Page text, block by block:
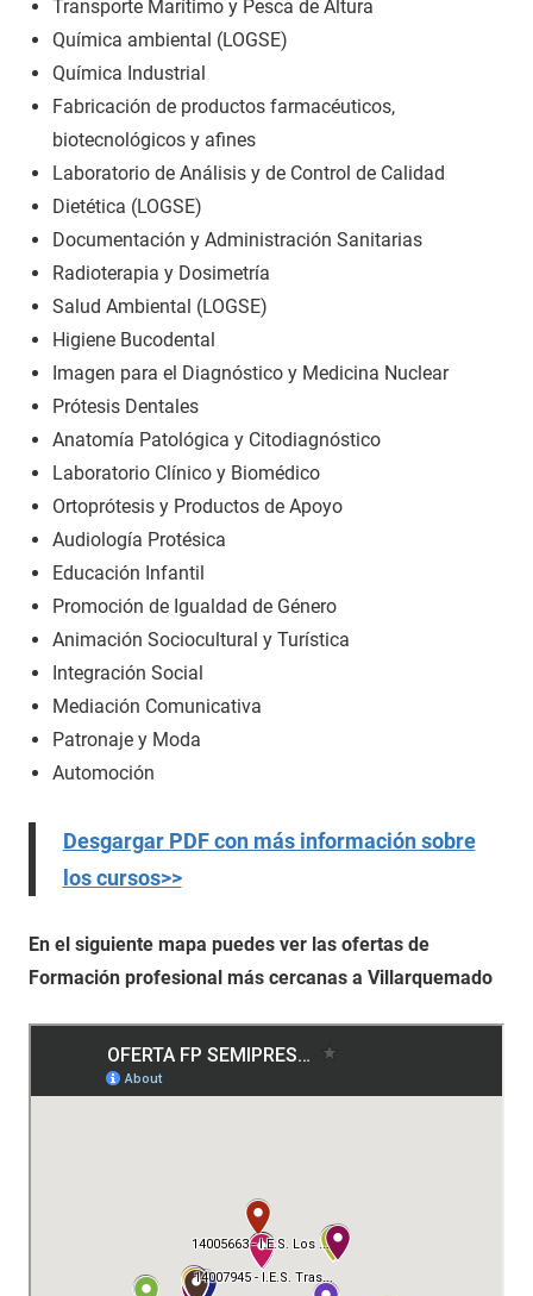
Transporte Marítimo y Pesca de Altura
Química ambiental (LOGSE)
Química Industrial
Fabricación de productos farmacéuticos,
biotecnológicos y afines
Laboratorio de Análisis y de Control de Calidad
Dietética (LOGSE)
Documentación y Administración Sanitarias
Radioterapia y Dosimetría
Salud Ambiental (LOGSE)
Higiene Bucodental
Imagen para el Diagnóstico y Medicina Nuclear
Prótesis Dentales
Anatomía Patológica y Citodiagnóstico
Laboratorio Clínico y Biomédico
Ortoprótesis y Productos de Apoyo
Audiología Protésica
Educación Infantil
Promoción de Igualdad de Género
Animación Sociocultural y Turística
Integración Social
Mediación Comunicativa
Patronaje y Moda
Automoción
Desgargar PDF con más información sobre
los cursos>>
En el siguiente mapa puedes ver las ofertas de
Formación profesional más cercanas a Villarquemado